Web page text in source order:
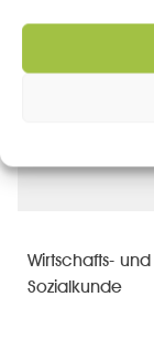
Wirtschafts- und
Sozialkunde